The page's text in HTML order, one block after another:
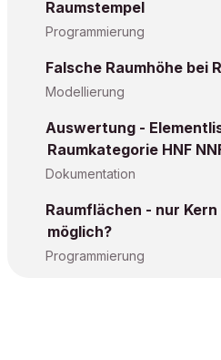
Raumstempel
Programmierung
Falsche Raumhöhe bei
Modellierung
Auswertung -
Raumkategorie HNF
Dokumentation
Raumflächen - nur
möglich?
Programmierung